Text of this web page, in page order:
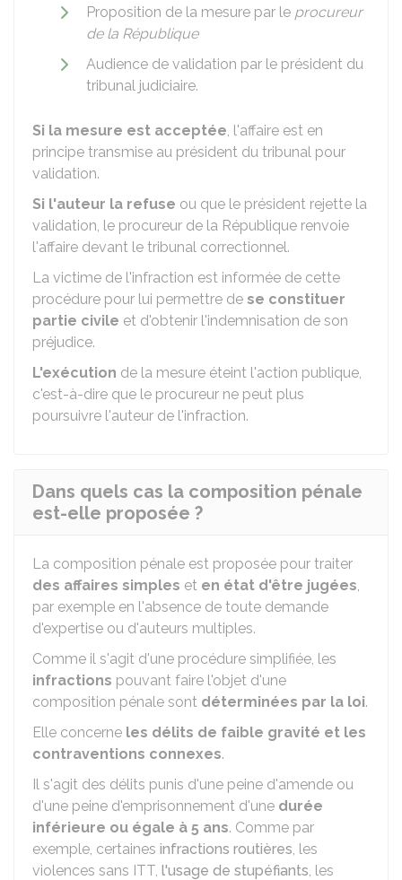
Proposition de la mesure par le procureur
de la République
Audience de validation par le président du
tribunal judiciaire.
Si la mesure est acceptée, l'affaire est en
principe transmise au président du tribunal pour
validation.
Si l'auteur la refuse ou que le président rejette la
validation, le procureur de la République renvoie
l'affaire devant le tribunal correctionnel.
La victime de l'infraction est informée de cette
procédure pour lui permettre de se constituer
partie civile et d'obtenir l'indemnisation de son
préjudice.
L'exécution de la mesure éteint l'action publique,
c'est-à-dire que le procureur ne peut plus
poursuivre l'auteur de l'infraction.
Dans quels cas la composition pénale
est-elle proposée ?
La composition pénale est proposée pour traiter
des affaires simples et en état d'être jugées,
par exemple en l'absence de toute demande
d'expertise ou d'auteurs multiples.
Comme il s'agit d'une procédure simplifiée, les
infractions pouvant faire l'objet d'une
composition pénale sont déterminées par la loi.
Elle concerne les délits de faible gravité et les
contraventions connexes.
Il s'agit des délits punis d'une peine d'amende ou
d'une peine d'emprisonnement d'une durée
inférieure ou égale à 5 ans. Comme par
exemple, certaines infractions routières, les
violences sans ITT, l'usage de stupéfiants, les